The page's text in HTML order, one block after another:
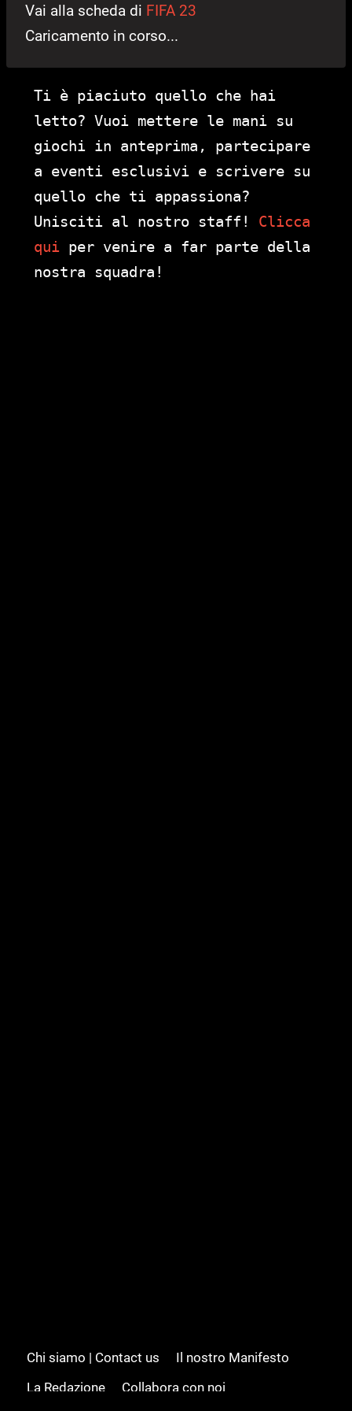
Vai alla scheda di FIFA 23
Caricamento in corso...
Ti è piaciuto quello che hai
letto? Vuoi mettere le mani su
giochi in anteprima, partecipare
a eventi esclusivi e scrivere su
quello che ti appassiona?
Unisciti al nostro staff! Clicca
qui per venire a far parte della
nostra squadra!
Chi siamo | Contact us
Il nostro Manifesto
La Redazione
Collabora con noi